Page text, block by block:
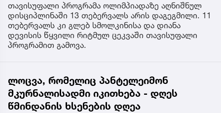
თავისუფალი პროგრამა ოლიმპიადაზე აღნიშნულ
დისციპლინაში 13 თებერვალს არის დაგეგმილი. 11
თებერვალს კი გლებ სმოლკინისა და დიანა
დევისის წყვილი რიტმულ ცეკვაში თავისუფალი
პროგრამით გამოვა.
ლოცვა, რომელიც პანტელეიმონ
მკურნალისადმი იკითხება - დღეს
წმინდანის ხსენების დღეა